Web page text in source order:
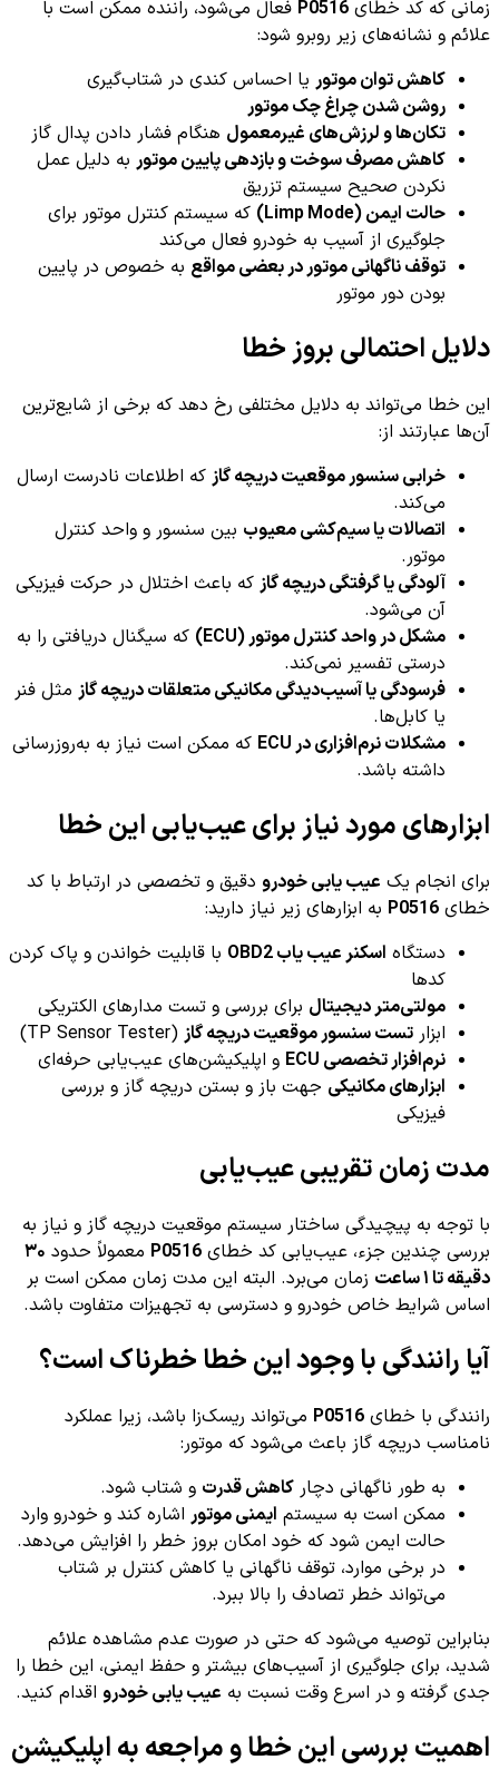
زمانی که کد خطای P0516 فعال می‌شود، راننده ممکن است با
علائم و نشانه‌های زیر روبرو شود:
کاهش توان موتور یا احساس کندی در شتاب‌گیری
روشن شدن چراغ چک موتور
تکان‌ها و لرزش‌های غیرمعمول هنگام فشار دادن پدال گاز
کاهش مصرف سوخت و بازدهی پایین موتور به دلیل عمل
نکردن صحیح سیستم تزریق
حالت ایمن (Limp Mode)
که سیستم کنترل موتور برای
جلوگیری از آسیب به خودرو فعال می‌کند
توقف ناگهانی موتور در بعضی مواقع به خصوص در پایین
بودن دور موتور
دلایل احتمالی بروز خطا
این خطا می‌تواند به دلایل مختلفی رخ دهد که برخی از شایع‌ترین
آن‌ها عبارتند از:
خرابی سنسور موقعیت دریچه گاز که اطلاعات نادرست ارسال
می‌کند.
اتصالات یا سیم‌کشی معیوب بین سنسور و واحد کنترل
موتور.
آلودگی یا گرفتگی دریچه گاز که باعث اختلال در حرکت فیزیکی
آن می‌شود.
مشکل در واحد کنترل موتور (ECU)
که سیگنال دریافتی را به
درستی تفسیر نمی‌کند.
فرسودگی یا آسیب‌دیدگی مکانیکی متعلقات دریچه گاز مثل فنر
یا کابل‌ها.
مشکلات نرم‌افزاری در ECU
که ممکن است نیاز به به‌روزرسانی
داشته باشد.
ابزارهای مورد نیاز برای عیب‌یابی این خطا
برای انجام یک عیب یابی خودرو دقیق و تخصصی در ارتباط با کد
خطای P0516 به ابزارهای زیر نیاز دارید:
دستگاه اسکنر عیب یاب OBD2
با قابلیت خواندن و پاک کردن
کدها
مولتی‌متر دیجیتال برای بررسی و تست مدارهای الکتریکی
ابزار تست سنسور موقعیت دریچه گاز (TP Sensor Tester)
نرم‌افزار تخصصی ECU
و اپلیکیشن‌های عیب‌یابی حرفه‌ای
ابزارهای مکانیکی جهت باز و بستن دریچه گاز و بررسی
فیزیکی
مدت زمان تقریبی عیب‌یابی
با توجه به پیچیدگی ساختار سیستم موقعیت دریچه گاز و نیاز به
بررسی چندین جزء، عیب‌یابی کد خطای P0516 معمولاً حدود ۳۰
دقیقه تا ۱ ساعت
زمان می‌برد. البته این مدت زمان ممکن است بر
اساس شرایط خاص خودرو و دسترسی به تجهیزات متفاوت باشد.
آیا رانندگی با وجود این خطا خطرناک است؟
رانندگی با خطای P0516 می‌تواند ریسک‌زا باشد، زیرا عملکرد
نامناسب دریچه گاز باعث می‌شود که موتور:
به طور ناگهانی دچار کاهش قدرت و شتاب شود.
ممکن است به سیستم ایمنی موتور اشاره کند و خودرو وارد
حالت ایمن شود که خود امکان بروز خطر را افزایش می‌دهد.
در برخی موارد، توقف ناگهانی یا کاهش کنترل بر شتاب
می‌تواند خطر تصادف را بالا ببرد.
بنابراین توصیه می‌شود که حتی در صورت عدم مشاهده علائم
شدید، برای جلوگیری از آسیب‌های بیشتر و حفظ ایمنی، این خطا را
جدی گرفته و در اسرع وقت نسبت به عیب یابی خودرو اقدام کنید.
اهمیت بررسی این خطا و مراجعه به اپلیکیشن